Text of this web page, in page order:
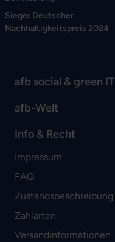
Sieger Deutscher
Nachhaltigkeitspreis 2024
afb social & green IT
afb-Welt
Info & Recht
Impressum
FAQ
Zustandsbeschreibung
Zahlarten
Versandinformationen